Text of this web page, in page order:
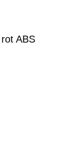
ABS